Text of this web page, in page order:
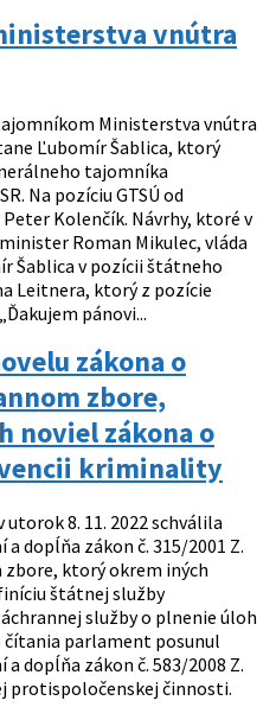
vnútra
Ministerstva vnútra
Ľubomír Šablica, ktorý
tajomníka
Na pozíciu GTSÚ od
Kolenčík. Návrhy, ktoré v
Roman Mikulec, vláda
Šablica v pozícii štátneho
Leitnera, ktorý z pozície
pánovi...
zákona o
zbore,
noviel zákona o
kriminality
utorok 8. 11. 2022 schválila
dopĺňa zákon č. 315/2001 Z.
zbore, ktorý okrem iných
štátnej služby
služby o plnenie úloh
čítania parlament posunul
dopĺňa zákon č. 583/2008 Z.
protispoločenskej činnosti.